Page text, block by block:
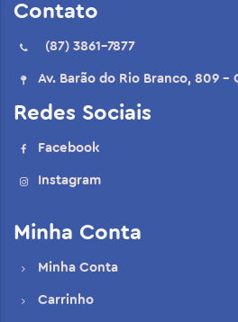
Contato
(87) 3861-7877
Av. Barão do Rio Branco, 809
Redes Sociais
Facebook
Instagram
Minha Conta
Minha Conta
Carrinho